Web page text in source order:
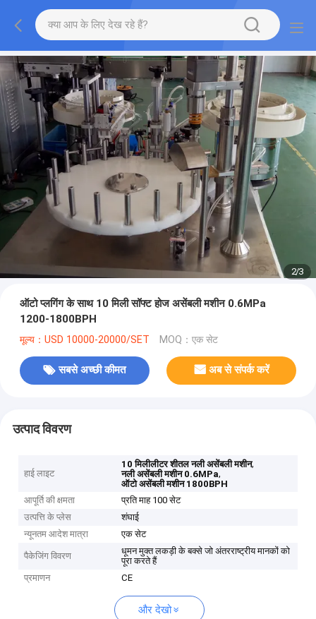
2/3
ऑटो प्लगिंग के साथ 10 मिली सॉफ्ट होज असेंबली मशीन 0.6MPa
1200-1800BPH
मूल्य：USD 10000-20000/SET MOQ：एक सेट
सबसे अच्छी कीमत अब से संपर्क करें
उत्पाद विवरण
हाई लाइट
10 मिलीलीटर शीतल नली असेंबली मशीन,
नली असेंबली मशीन 0.6MPa,
ऑटो असेंबली मशीन 1800BPH
आपूर्ति की क्षमता
प्रति माह 100 सेट
उत्पत्ति के प्लेस
शंघाई
न्यूनतम आदेश मात्रा
एक सेट
पैकेजिंग विवरण
धूमन मुक्त लकड़ी के बक्से जो अंतरराष्ट्रीय मानकों को
पूरा करते हैं
प्रमाणन
CE
और देखो